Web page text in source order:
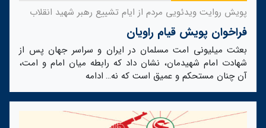
پویش روایت ویدئویی مردم از ایام تشییع رهبر شهید انقلاب
فراخوان پویش قیام راویان
بعثت میلیونی امت مسلمان در ایران و سراسر جهان پس از
شهادت امام شهیدمان، نشان داد که رابطه میان امام و امت،
آن چنان مستحکم و عمیق است که نه… ادامه